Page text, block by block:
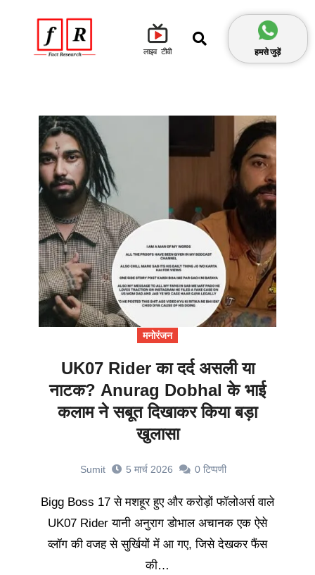
लाइव टीवी हमसे जुड़ें
मनोरंजन
UK07 Rider का दर्द असली या
नाटक? Anurag Dobhal के भाई
कलाम ने सबूत दिखाकर किया बड़ा
खुलासा
Sumit 5 मार्च 2026 0 टिप्पणी
Bigg Boss 17 से मशहूर हुए और करोड़ों फॉलोअर्स वाले
UK07 Rider यानी अनुराग डोभाल अचानक एक ऐसे
व्लॉग की वजह से सुर्खियों में आ गए, जिसे देखकर फैंस
की…